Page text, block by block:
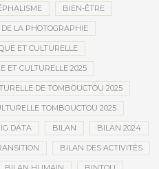
BIEN-ÊTRE
LA PHOTOGRAPHIE
ET CULTURELLE
ET CULTURELLE 2025
DE TOMBOUCTOU 2025
TOMBOUCTOU 2025
DATA BILAN BILAN 2024
BILAN DES ACTIVITÉS